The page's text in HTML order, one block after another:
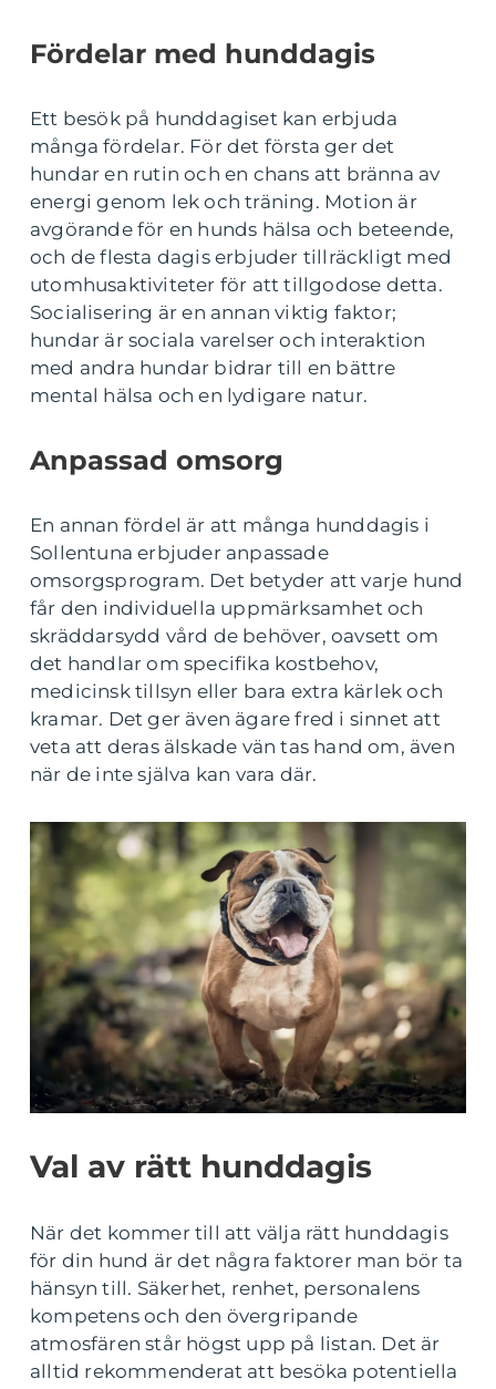
Fördelar med hunddagis
Ett besök på hunddagiset kan erbjuda
många fördelar. För det första ger det
hundar en rutin och en chans att bränna av
energi genom lek och träning. Motion är
avgörande för en hunds hälsa och beteende,
och de flesta dagis erbjuder tillräckligt med
utomhusaktiviteter för att tillgodose detta.
Socialisering är en annan viktig faktor;
hundar är sociala varelser och interaktion
med andra hundar bidrar till en bättre
mental hälsa och en lydigare natur.
Anpassad omsorg
En annan fördel är att många hunddagis i
Sollentuna erbjuder anpassade
omsorgsprogram. Det betyder att varje hund
får den individuella uppmärksamhet och
skräddarsydd vård de behöver, oavsett om
det handlar om specifika kostbehov,
medicinsk tillsyn eller bara extra kärlek och
kramar. Det ger även ägare fred i sinnet att
veta att deras älskade vän tas hand om, även
när de inte själva kan vara där.
Val av rätt hunddagis
När det kommer till att välja rätt hunddagis
för din hund är det några faktorer man bör ta
hänsyn till. Säkerhet, renhet, personalens
kompetens och den övergripande
atmosfären står högst upp på listan. Det är
alltid rekommenderat att besöka potentiella